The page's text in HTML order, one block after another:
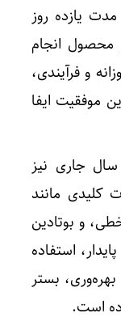
یازده روز
محصول انجام
و فرآیندی،
موفقیت ایفا
جاری نیز
کلیدی مانند
و بوتادین
استفاده
بستر
است.